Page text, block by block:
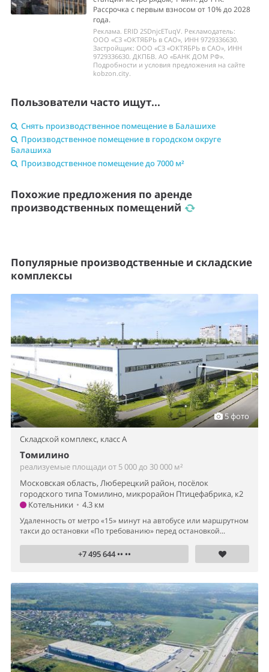
Рассрочка с первым взносом от 10% до 2028
года.
Реклама. ERID 2SDnjcETuqV. Рекламодатель:
ООО «СЗ «ОКТЯБРЬ в САО», ИНН 9729336630.
Застройщик: ООО «СЗ «ОКТЯБРЬ в САО», ИНН
9729336630. ДКПБВ. АО «БАНК ДОМ РФ».
Подробности и условия предложения на сайте
kobzon.city.
Пользователи часто ищут...
Снять производственное помещение в Балашихе
Производственное помещение в городском округе
Балашиха
Производственное помещение до 7000 м²
Похожие предложения по аренде
производственных помещений
Популярные производственные и складские
комплексы
5 фото
Складской комплекс, класс A
Томилино
реализуемые площади от 5 000 до 30 000 м²
Московская область, Люберецкий район, посёлок
городского типа Томилино, микрорайон Птицефабрика, к2
Котельники • 4.3 км
Удаленность от метро «15» минут на автобусе или маршрутном
такси до остановки «По требованию» перед остановкой...
+7 495 644 •• ••